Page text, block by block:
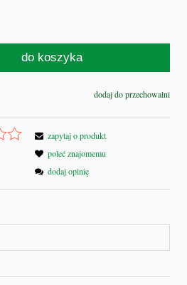
do koszyka
dodaj do przechowalni
zapytaj o produkt
poleć znajomemu
dodaj opinię